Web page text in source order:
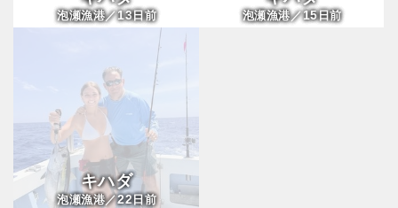
泡瀬漁港／13日前 泡瀬漁港／15日前
キハダ
泡瀬漁港／22日前